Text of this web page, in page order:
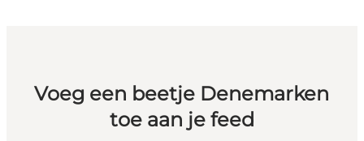
Voeg een beetje Denemarken
toe aan je feed